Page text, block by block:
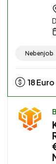
Nebenjob
18Euro